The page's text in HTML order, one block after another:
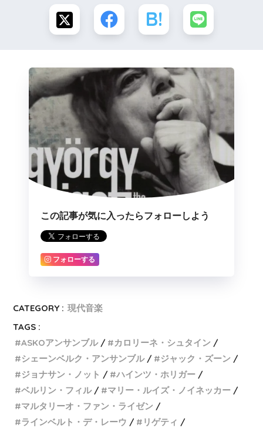
この記事が気に入ったらフォローしよう
フォローする
CATEGORY : 現代音楽
TAGS :
ASKOアンサンブル
カロリーネ・シュタイン
シェーンベルク・アンサンブル
ジャック・ズーン
ジョナサン・ノット
ハインツ・ホリガー
ベルリン・フィル
マリー・ルイズ・ノイネッカー
マルタリーオ・ファン・ライゼン
ラインベルト・デ・レーウ
リゲティ